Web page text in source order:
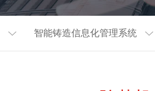
智能铸造信息化管理系统